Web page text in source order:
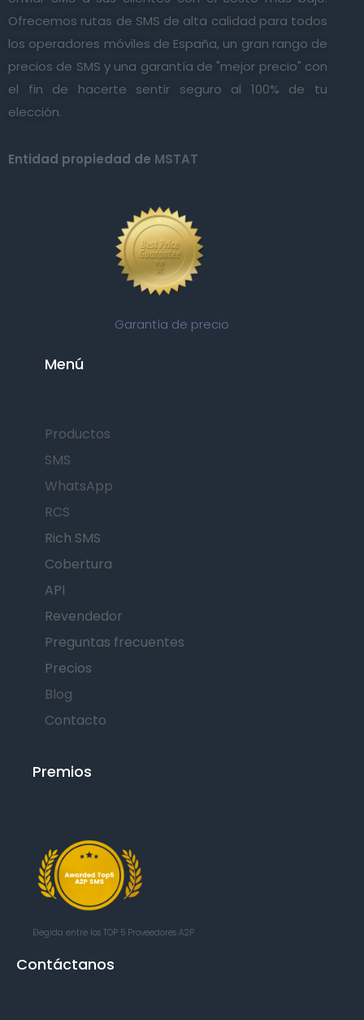
Ofrecemos rutas de SMS de alta calidad para todos
los operadores móviles de España, un gran rango de
precios de SMS y una garantía de "mejor precio" con
el fin de hacerte sentir seguro al 100% de tu
elección.
Entidad propiedad de MSTAT
Garantía de precio
Menú
Productos
SMS
WhatsApp
RCS
Rich SMS
Cobertura
API
Revendedor
Preguntas frecuentes
Precios
Blog
Contacto
Premios
Elegida entre los TOP 5 Proveedores A2P
Contáctanos